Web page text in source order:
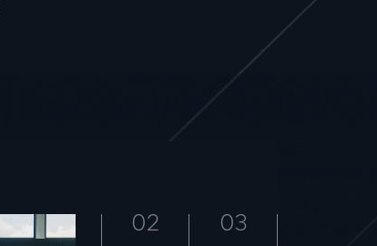
02 03